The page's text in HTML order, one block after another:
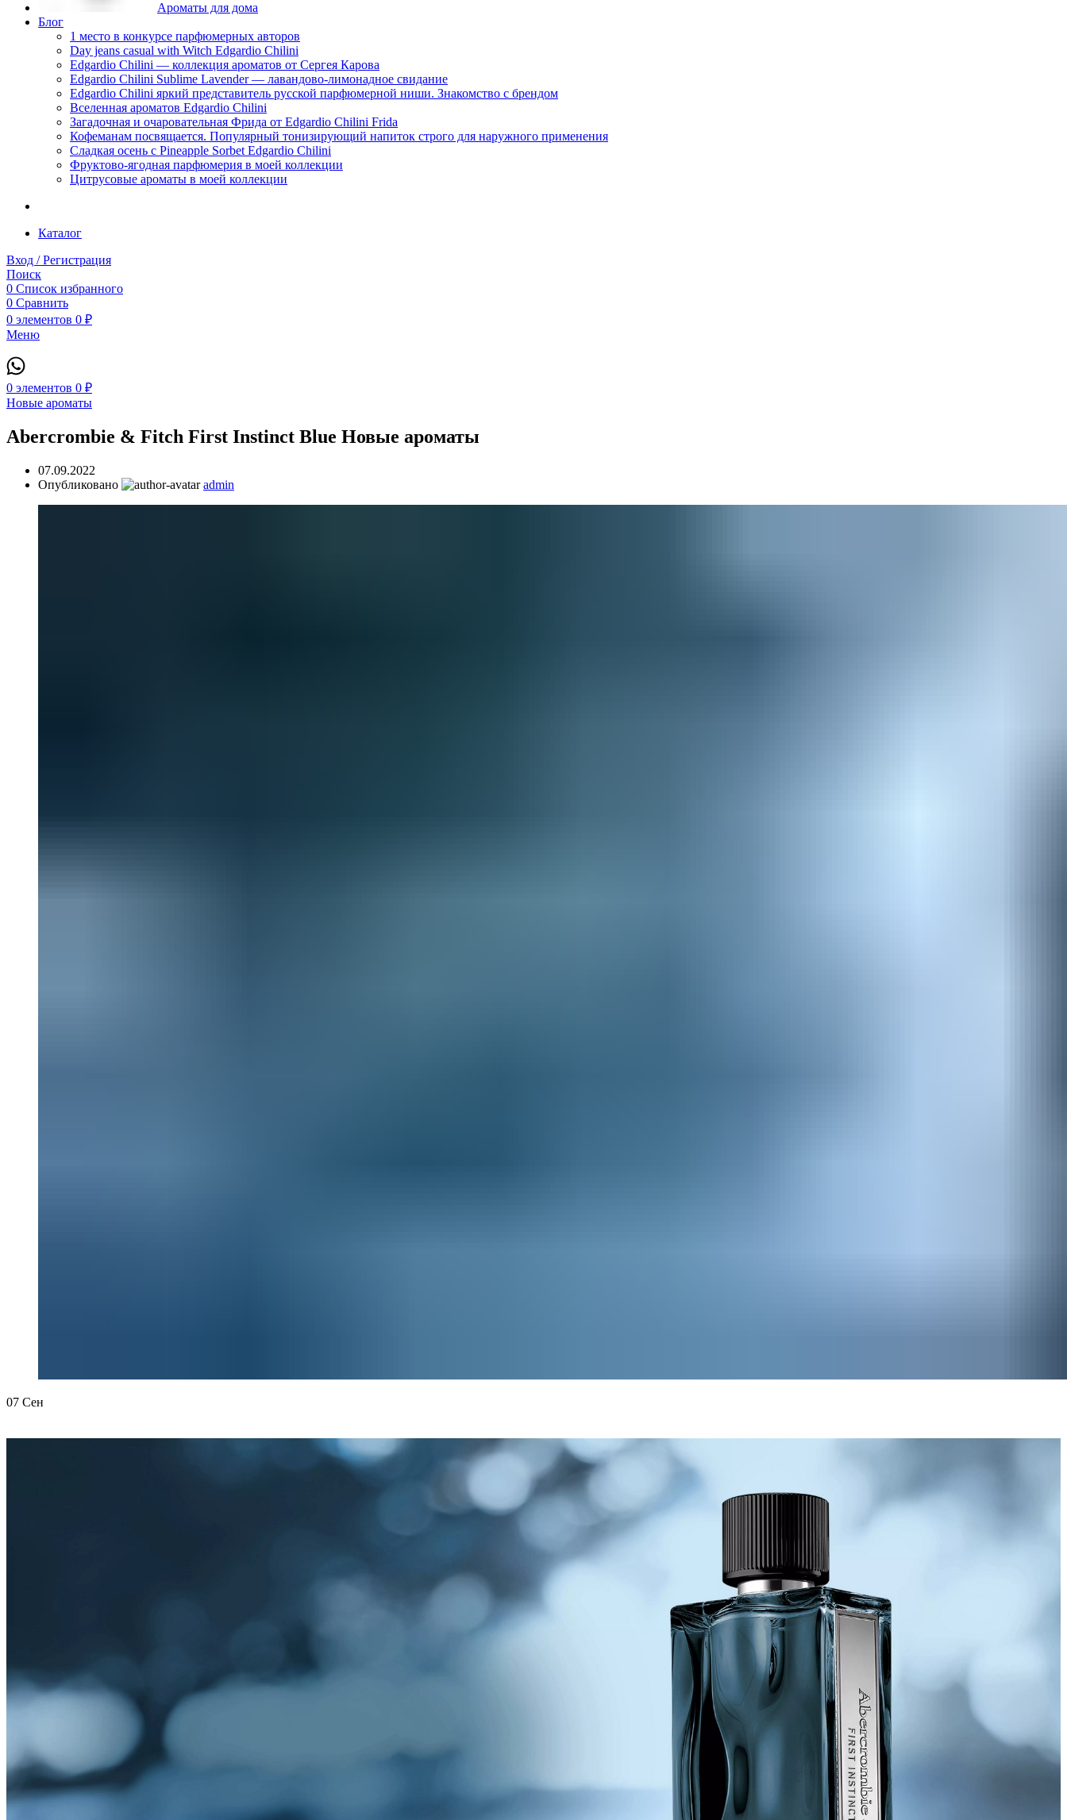
Ароматы для дома
Блог
1 место в конкурсе парфюмерных авторов
Day jeans casual with Witch Edgardio Chilini
Edgardio Chilini — коллекция ароматов от Сергея Карова
Edgardio Chilini Sublime Lavender — лавандово-лимонадное свидание
Edgardio Chilini яркий представитель русской парфюмерной ниши. Знакомство с брендом
Вселенная ароматов Edgardio Chilini
Загадочная и очаровательная Фрида от Edgardio Chilini Frida
Кофеманам посвящается. Популярный тонизирующий напиток строго для наружного применения
Сладкая осень с Pineapple Sorbet Edgardio Chilini
Фруктово-ягодная парфюмерия в моей коллекции
​Цитрусовые ароматы в моей коллекции
Каталог
Вход / Регистрация
Поиск
0 Список избранного
0 Сравнить
0 элементов 0 ₽
Меню
0 элементов 0 ₽
Новые ароматы
Abercrombie & Fitch First Instinct Blue Новые ароматы
07.09.2022
Опубликовано
admin
07 Сен